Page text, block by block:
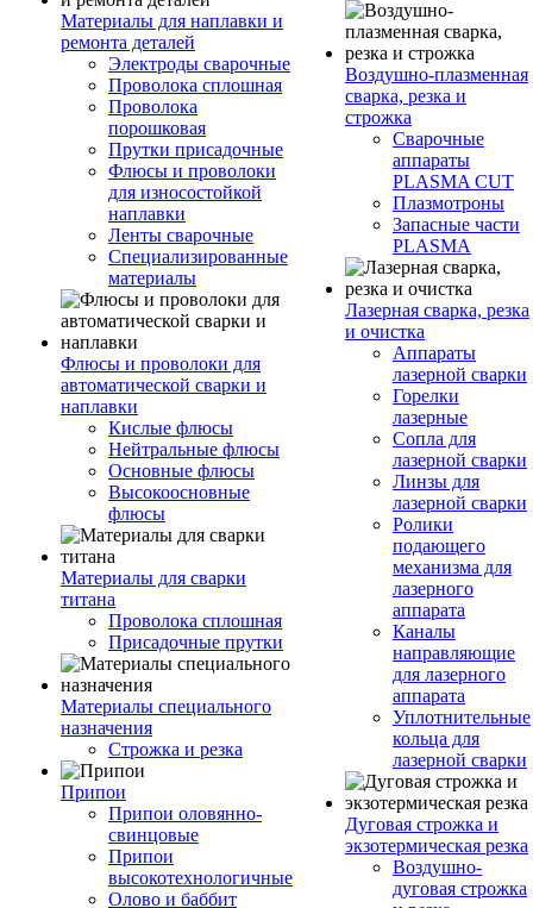
Материалы для наплавки и
ремонта деталей
Электроды сварочные
Проволока сплошная
Проволока
порошковая
Прутки присадочные
Флюсы и проволоки
для износостойкой
наплавки
Ленты сварочные
Специализированные
материалы
Флюсы и проволоки для
автоматической сварки и
наплавки
Кислые флюсы
Нейтральные флюсы
Основные флюсы
Высокоосновные
флюсы
Материалы для сварки
титана
Проволока сплошная
Присадочные прутки
Материалы специального
назначения
Строжка и резка
Припои
Припои оловянно-
свинцовые
Припои
высокотехнологичные
Олово и баббит
Воздушно-плазменная
сварка, резка и
строжка
Сварочные
аппараты
PLASMA CUT
Плазмотроны
Запасные части
PLASMA
Лазерная сварка, резка
и очистка
Аппараты
лазерной сварки
Горелки
лазерные
Сопла для
лазерной сварки
Линзы для
лазерной сварки
Ролики
подающего
механизма для
лазерного
аппарата
Каналы
направляющие
для лазерного
аппарата
Уплотнительные
кольца для
лазерной сварки
Дуговая строжка и
экзотермическая резка
Воздушно-
дуговая строжка